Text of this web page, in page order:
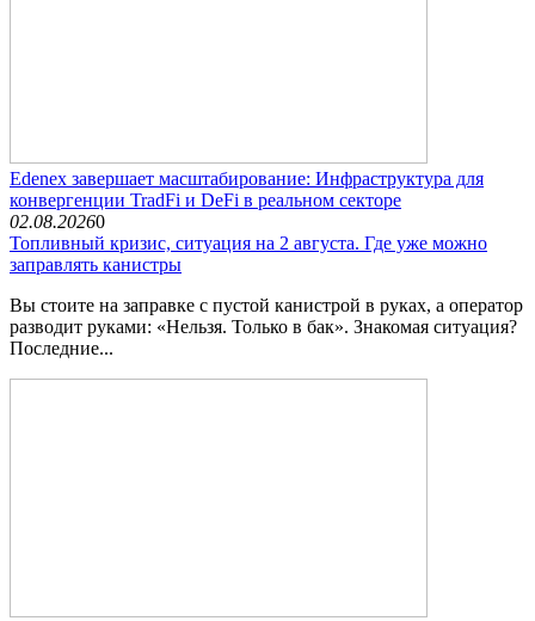
Edenex завершает масштабирование: Инфраструктура для
конвергенции TradFi и DeFi в реальном секторе
02.08.20260
Топливный кризис, ситуация на 2 августа. Где уже можно
заправлять канистры
Вы стоите на заправке с пустой канистрой в руках, а оператор
разводит руками: «Нельзя. Только в бак». Знакомая ситуация?
Последние...